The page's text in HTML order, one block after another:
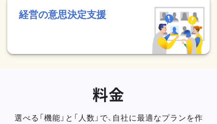
経営の意思決定支援
料金
選べる「機能」と「人数」で、自社に最適なプランを作